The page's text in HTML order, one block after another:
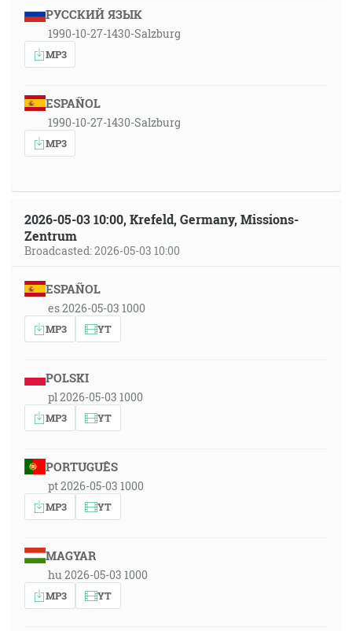
РУССКИЙ ЯЗЫК
1990-10-27-1430-Salzburg
MP3
ESPAÑOL
1990-10-27-1430-Salzburg
MP3
2026-05-03 10:00, Krefeld, Germany, Missions-
Zentrum
Broadcasted: 2026-05-03 10:00
ESPAÑOL
es 2026-05-03 1000
MP3 YT
POLSKI
pl 2026-05-03 1000
MP3 YT
PORTUGUÊS
pt 2026-05-03 1000
MP3 YT
MAGYAR
hu 2026-05-03 1000
MP3 YT